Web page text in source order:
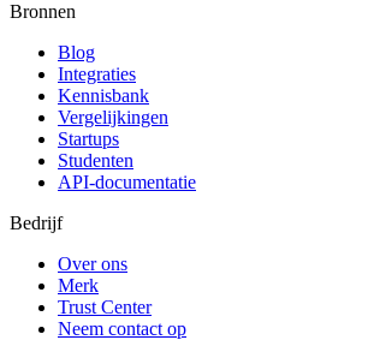
Bronnen
Blog
Integraties
Kennisbank
Vergelijkingen
Startups
Studenten
API-documentatie
Bedrijf
Over ons
Merk
Trust Center
Neem contact op